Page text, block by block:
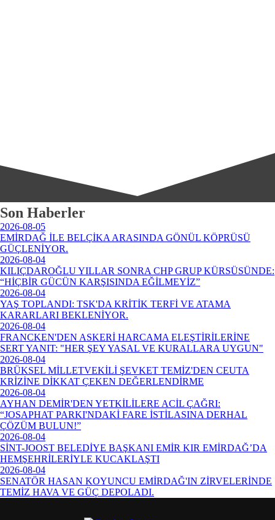
Son Haberler
2026-08-05
EMİRDAĞ İLE BELÇİKA ARASINDA GÖNÜL KÖPRÜSÜ
GÜÇLENİYOR.
2026-08-04
KILIÇDAROĞLU YILLAR SONRA CHP GRUP KÜRSÜSÜNDE:
“HİÇBİR GÜCÜN KARŞISINDA EĞİLMEYİZ”
2026-08-04
YAŞ TOPLANDI: TSK'DA KRİTİK TERFİ VE ATAMA
KARARLARI BEKLENİYOR.
2026-08-04
FRANCKEN'DEN ASKERİ HARCAMA ELEŞTİRİLERİNE
SERT YANIT: "HER ŞEY YASAL VE KURALLARA UYGUN"
2026-08-04
BRÜKSEL MİLLETVEKİLİ ŞEVKET TEMİZ'DEN CEUTA
KRİZİNE DİKKAT ÇEKEN DEĞERLENDİRME
2026-08-04
AYHAN DEMİR'DEN YETKİLİLERE ACİL ÇAĞRI:
“JOSAPHAT PARKI'NDAKİ FARE İSTİLASINA DERHAL
ÇÖZÜM BULUN!”
2026-08-04
SİNT-JOOST BELEDİYE BAŞKANI EMİR KIR EMİRDAĞ’DA
HEMŞEHRİLERİYLE KUCAKLAŞTI
2026-08-04
SENATÖR HASAN KOYUNCU EMİRDAĞ'IN ZİRVELERİNDE
TEMİZ HAVA VE GÜÇ DEPOLADI.